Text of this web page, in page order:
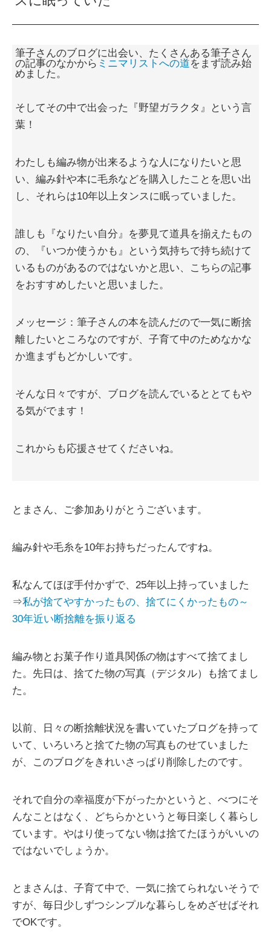
筆子さんのブログに出会い、たくさんある筆子さん
の記事のなかから ミニマリストへの道をまず読み始
めました。
そしてその中で出会った『野望ガラクタ』という言
葉！
わたしも編み物が出来るような人になりたいと思
い、編み針や本に毛糸などを購入したことを思い出
し、それらは10年以上タンスに眠っていました。
誰しも『なりたい自分』を夢見て道具を揃えたもの
の、『いつか使うかも』という気持ちで持ち続けて
いるものがあるのではないかと思い、こちらの記事
をおすすめしたいと思いました。
メッセージ：筆子さんの本を読んだので一気に断捨
離したいところなのですが、子育て中のためなかな
か進まずもどかしいです。
そんな日々ですが、ブログを読んでいるととてもや
る気がでます！
これからも応援させてくださいね。
とまさん、ご参加ありがとうございます。
編み針や毛糸を10年お持ちだったんですね。
私なんてほぼ手付かずで、25年以上持っていました
⇒私が捨てやすかったもの、捨てにくかったもの～
30年近い断捨離を振り返る
編み物とお菓子作り道具関係の物はすべて捨てまし
た。先日は、捨てた物の写真（デジタル）も捨てまし
た。
以前、日々の断捨離状況を書いていたブログを持って
いて、いろいろと捨てた物の写真ものせていました
が、このブログをきれいさっぱり削除したのです。
それで自分の幸福度が下がったかというと、べつにそ
んなことはなく、どちらかというと毎日楽しく暮らし
ています。やはり使ってない物は捨てたほうがいいの
ではないでしょうか。
とまさんは、子育て中で、一気に捨てられないそうで
すが、毎日少しずつシンプルな暮らしをめざせばそれ
でOKです。